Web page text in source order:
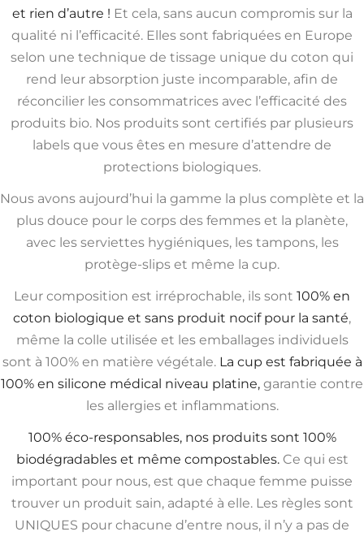
et rien d’autre ! Et cela, sans aucun compromis sur la
qualité ni l’efficacité. Elles sont fabriquées en Europe
selon une technique de tissage unique du coton qui
rend leur absorption juste incomparable, afin de
réconcilier les consommatrices avec l’efficacité des
produits bio. Nos produits sont certifiés par plusieurs
labels que vous êtes en mesure d’attendre de
protections biologiques.
Nous avons aujourd’hui la gamme la plus complète et la
plus douce pour le corps des femmes et la planète,
avec les serviettes hygiéniques, les tampons, les
protège-slips et même la cup.
Leur composition est irréprochable, ils sont 100% en
coton biologique et sans produit nocif pour la santé,
même la colle utilisée et les emballages individuels
sont à 100% en matière végétale. La cup est fabriquée à
100% en silicone médical niveau platine, garantie contre
les allergies et inflammations.
100% éco-responsables, nos produits sont 100%
biodégradables et même compostables.Ce qui est
important pour nous, est que chaque femme puisse
trouver un produit sain, adapté à elle. Les règles sont
UNIQUES pour chacune d’entre nous, il n’y a pas de